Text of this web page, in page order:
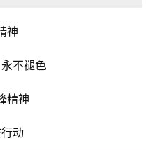
神
不褪色
精神
动